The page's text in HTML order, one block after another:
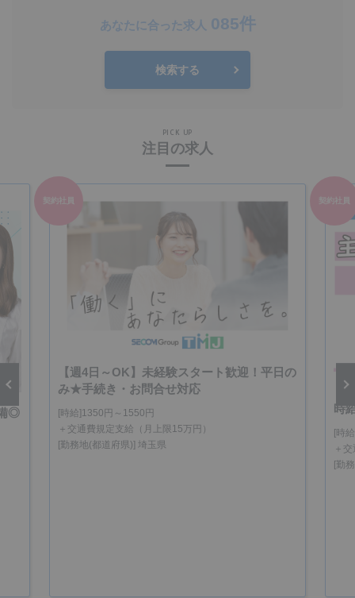
あなたに合った求人 085件
検索する
PICK UP
注目の求人
◎
契約社員
【週4日～OK】未経験スタート歓迎！平日の
み★手続き・お問合せ対応
[時給]1350円～1550円
＋交通費規定支給（月上限15万円）
[勤務地(都道府県)] 埼玉県
契約社員
【
時
[時
＋
[勤
Next